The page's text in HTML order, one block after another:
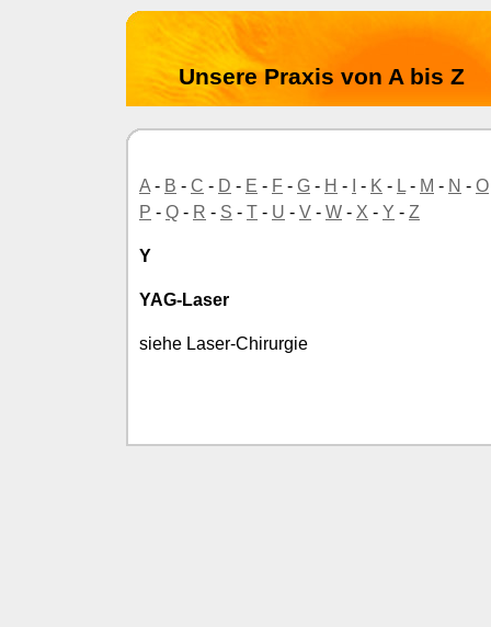
Unsere Praxis von A bis Z
A - B - C - D - E - F - G - H - - K - L - M - N - O
P - Q - R - S - T - U - V - W - X - Y - Z
Y
YAG-Laser
siehe Laser-Chirurgie